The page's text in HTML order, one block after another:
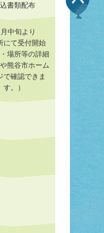
書類配布
中旬より
にて受付開始
・場所等の詳細
熊谷市ホーム
で確認できま
す。）